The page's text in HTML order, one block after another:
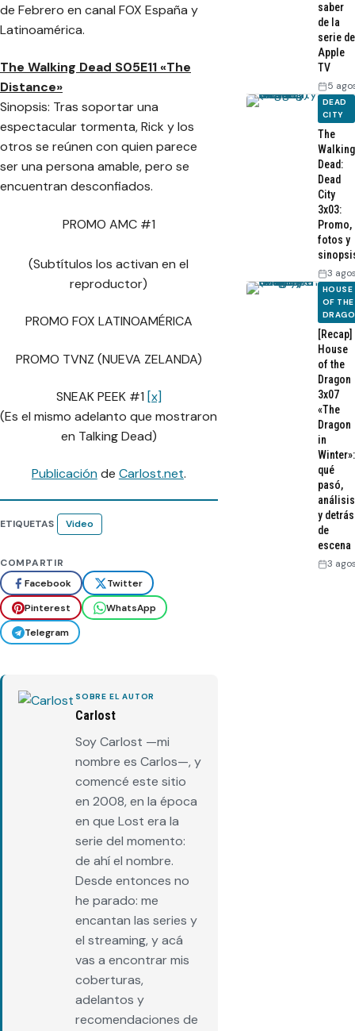
de Febrero en canal FOX España y
Latinoamérica.
The Walking Dead S05E11 «The
Distance»
Sinopsis: Tras soportar una
espectacular tormenta, Rick y los
otros se reúnen con quien parece
ser una persona amable, pero se
encuentran desconfiados.
PROMO AMC #1
(Subtítulos los activan en el
reproductor)
PROMO FOX LATINOAMÉRICA
PROMO TVNZ (NUEVA ZELANDA)
SNEAK PEEK #1 [x]
(Es el mismo adelanto que mostraron
en Talking Dead)
Publicaciónde Carlost.net.
ETIQUETAS Video
COMPARTIR
Facebook
Twitter
Pinterest
WhatsApp
Telegram
SOBRE EL AUTOR
Carlost
Soy Carlost —mi
nombre es Carlos—, y
comencé este sitio
en 2008, en la época
en que Lost era la
serie del momento:
de ahí el nombre.
Desde entonces no
he parado: me
encantan las series y
el streaming, y acá
vas a encontrar mis
coberturas,
adelantos y
recomendaciones de
saber
de la
serie de
Apple
TV
5
DEAD
CITY
The
Walking
Dead:
Dead
City
3x03:
Promo,
fotos y
3
HOUSE
OF THE
[Recap]
House
of the
Dragon
3x07
«The
Dragon
in
Winter»:
qué
pasó,
análisis
y detrás
de
escena
3